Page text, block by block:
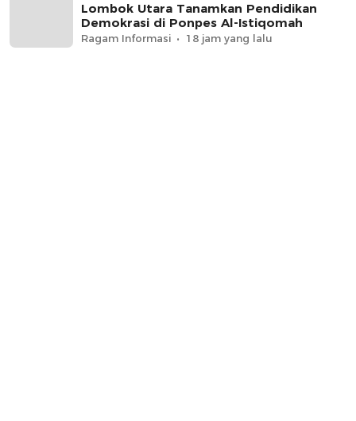
Lombok Utara Tanamkan Pendidikan
Demokrasi di Ponpes Al-Istiqomah
Ragam Informasi 18 jam yang lalu